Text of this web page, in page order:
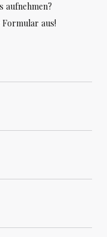
aufnehmen?
Formular aus!